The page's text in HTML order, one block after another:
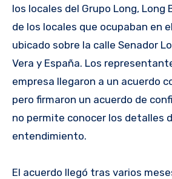
los locales del Grupo Long, Long
de los locales que ocupaban en
ubicado sobre la calle Senador
Vera y España. Los
empresa llegaron a un acuerdo
pero firmaron un acuerdo de
no permite conocer los detalles
entendimiento.
El acuerdo llegó tras varios